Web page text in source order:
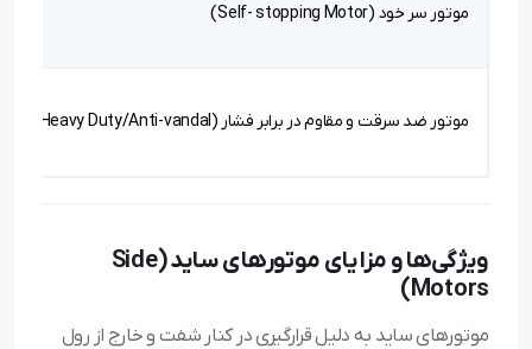
موتور سر خود (Self- stopping Motor)
موتور ضد سرقت و مقاوم در برابر فشار (Heavy Duty/Anti-vandal)
ویژگی‌ها و مزایای موتورهای ساید (Side
Motors)
موتورهای ساید به دلیل قرارگیری در کنار شفت و خارج از رول